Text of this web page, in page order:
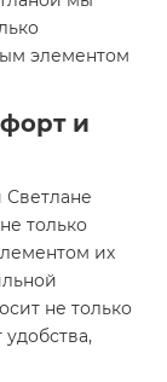
элементом
и
только
их
не только